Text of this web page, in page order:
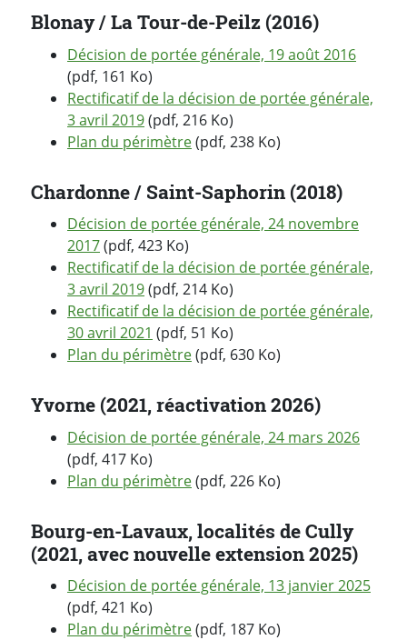
Blonay / La Tour-de-Peilz (2016)
Décision de portée générale, 19 août 2016
(pdf, 161 Ko)
Rectificatif de la décision de portée générale,
3 avril 2019(pdf, 216 Ko)
Plan du périmètre(pdf, 238 Ko)
Chardonne / Saint-Saphorin (2018)
Décision de portée générale, 24 novembre
2017(pdf, 423 Ko)
Rectificatif de la décision de portée générale,
3 avril 2019(pdf, 214 Ko)
Rectificatif de la décision de portée générale,
30 avril 2021 (pdf, 51 Ko)
Plan du périmètre(pdf, 630 Ko)
Yvorne (2021, réactivation 2026)
Décision de portée générale, 24 mars 2026
(pdf, 417 Ko)
Plan du périmètre(pdf, 226 Ko)
Bourg-en-Lavaux, localités de Cully
(2021, avec nouvelle extension 2025)
Décision de portée générale, 13 janvier 2025
(pdf, 421 Ko)
Plan du périmètre(pdf, 187 Ko)